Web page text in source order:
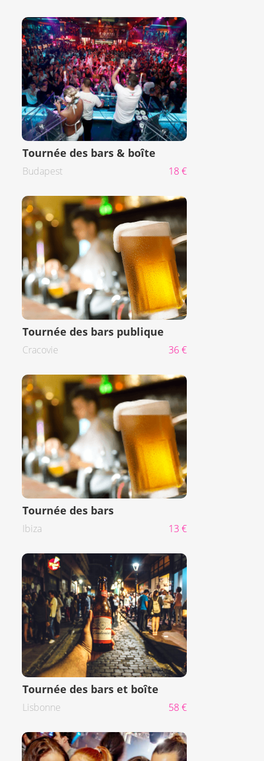
Tournée des bars & boîte
Budapest 18 €
Tournée des bars publique
Cracovie 36 €
Tournée des bars
Ibiza 13 €
Tournée des bars et boîte
Lisbonne 58 €